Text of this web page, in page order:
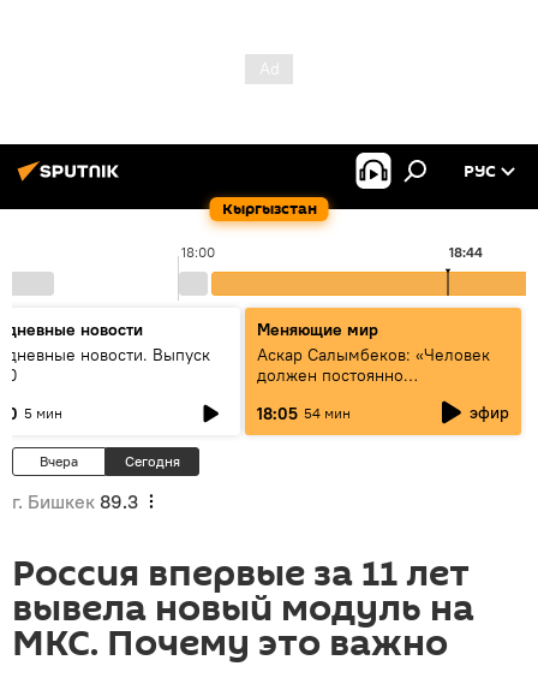
Кыргызстан
РУС
18:00 18:44
новости
новости. Выпуск
5 мин
Меняющие мир
Аскар Салымбеков: «Человек
должен постоянно
18:05 54 мин эфир
Вчера Сегодня
г. Бишкек 89.3
Россия впервые за 11 лет
вывела новый модуль на
МКС. Почему это важно